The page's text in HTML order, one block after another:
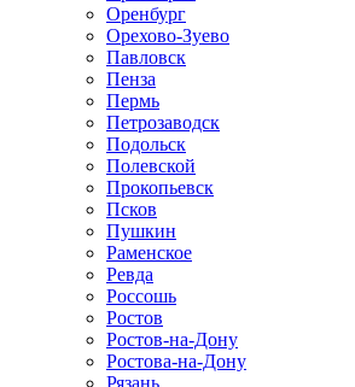
Оренбург
Орехово-Зуево
Павловск
Пенза
Пермь
Петрозаводск
Подольск
Полевской
Прокопьевск
Псков
Пушкин
Раменское
Ревда
Россошь
Ростов
Ростов-на-Дону
Ростова-на-Дону
Рязань